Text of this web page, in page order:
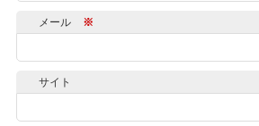
メール ※
サイト